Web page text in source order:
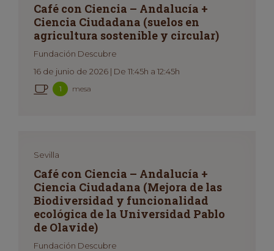
Café con Ciencia – Andalucía +
Ciencia Ciudadana (suelos en
agricultura sostenible y circular)
Fundación Descubre
16 de junio de 2026 | De 11:45h a 12:45h
1 mesa
Sevilla
Café con Ciencia – Andalucía +
Ciencia Ciudadana (Mejora de las
Biodiversidad y funcionalidad
ecológica de la Universidad Pablo
de Olavide)
Fundación Descubre